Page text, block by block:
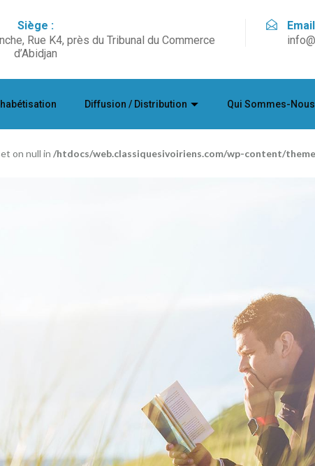
Siège :
Rue K4, près du Tribunal du Commerce
d’Abidjan
Email
Diffusion / Distribution Qui Sommes-
on null in /htdocs/web.classiquesivoiriens.com/wp-content/